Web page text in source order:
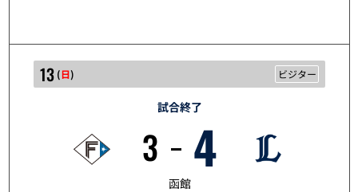
5/13
13 (日) ビジター
試合終了
3 4
函館